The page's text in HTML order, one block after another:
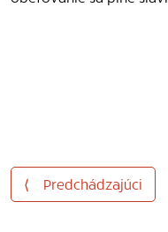
⟨ Predchádzajúci